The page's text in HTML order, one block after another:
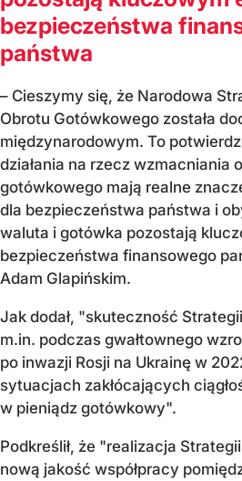
bezpieczeństwa
państwa
– Cieszymy się, że Narodowa
Obrotu Gotówkowego została
międzynarodowym. To
działania na rzecz wzmacniania
gotówkowego mają realne
dla bezpieczeństwa państwa i
waluta i gotówka pozostają
bezpieczeństwa finansowego
Adam Glapińskim.
Jak dodał, "skuteczność
m.in. podczas gwałtownego
po inwazji Rosji na Ukrainę w
sytuacjach zakłócających
w pieniądz gotówkowy".
Podkreślił, że "realizacja
nową jakość współpracy